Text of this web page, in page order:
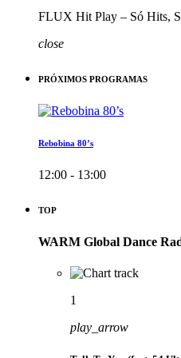
FLUX Hit Play – Só Hits,
close
PRÓXIMOS PROGRAMAS
Rebobina 80’s
12:00 - 13:00
TOP
WARM Global Dance
1
play_arrow